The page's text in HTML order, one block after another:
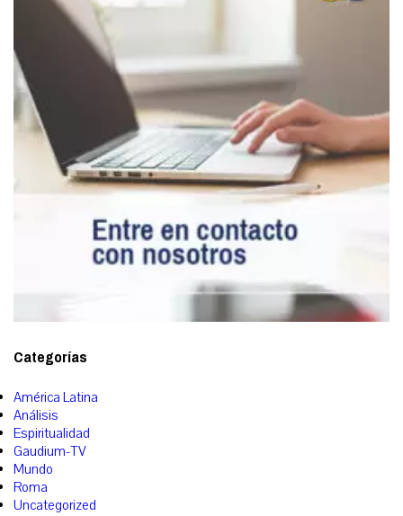
Categorías
América Latina
Análisis
Espiritualidad
Gaudium-TV
Mundo
Roma
Uncategorized